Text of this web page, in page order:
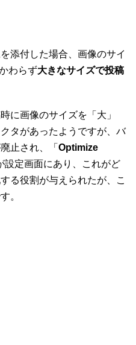
添付した場合、画像のサイ
わらず大きなサイズで投稿
に画像のサイズを「大」
タがあったようですが、バ
止され、「 Optimize
設定画面にあり、これがど
る役割が与えられたが、こ
。